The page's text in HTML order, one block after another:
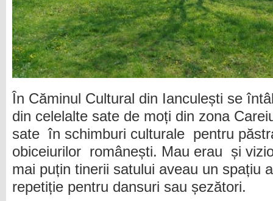
În Căminul Cultural din Ianculești se
din celelalte sate de moți din zona
sate în schimburi culturale pentru
obiceiurilor românești. Mau erau și
mai puțin tinerii satului aveau un spațiu
repetiție pentru dansuri sau șezători.